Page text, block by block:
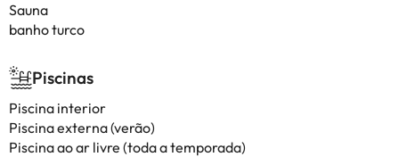
Sauna
banho turco
Piscinas
Piscina interior
Piscina externa (verão)
Piscina ao ar livre (toda a temporada)